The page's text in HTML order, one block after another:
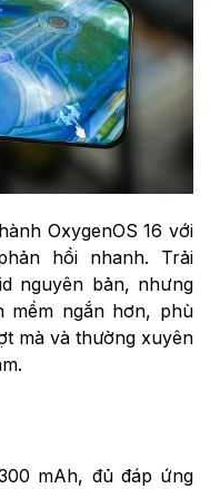
OxygenOS 16 với
hồi nhanh. Trải
nguyên bản, nhưng
mềm ngắn hơn, phù
mà và thường xuyên
mAh, đủ đáp ứng